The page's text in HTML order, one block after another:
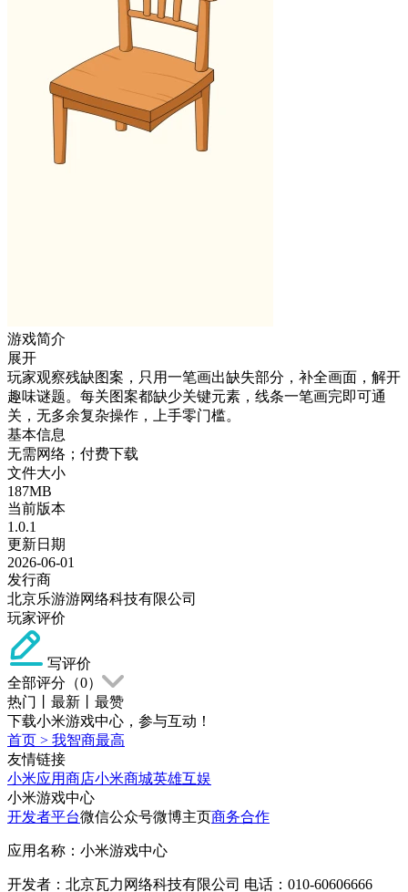
游戏简介
展开
玩家观察残缺图案，只用一笔画出缺失部分，补全画面，解开
趣味谜题。每关图案都缺少关键元素，线条一笔画完即可通
关，无多余复杂操作，上手零门槛。
基本信息
无需网络；付费下载
文件大小
187MB
当前版本
1.0.1
更新日期
2026-06-01
发行商
北京乐游游网络科技有限公司
玩家评价
写评价
全部评分（0）
热门
最新
最赞
下载小米游戏中心，参与互动！
首页 > 我智商最高
友情链接
小米应用商店小米商城英雄互娱
小米游戏中心
开发者平台微信公众号微博主页商务合作
应用名称：小米游戏中心
开发者：北京瓦力网络科技有限公司 电话：010-60606666